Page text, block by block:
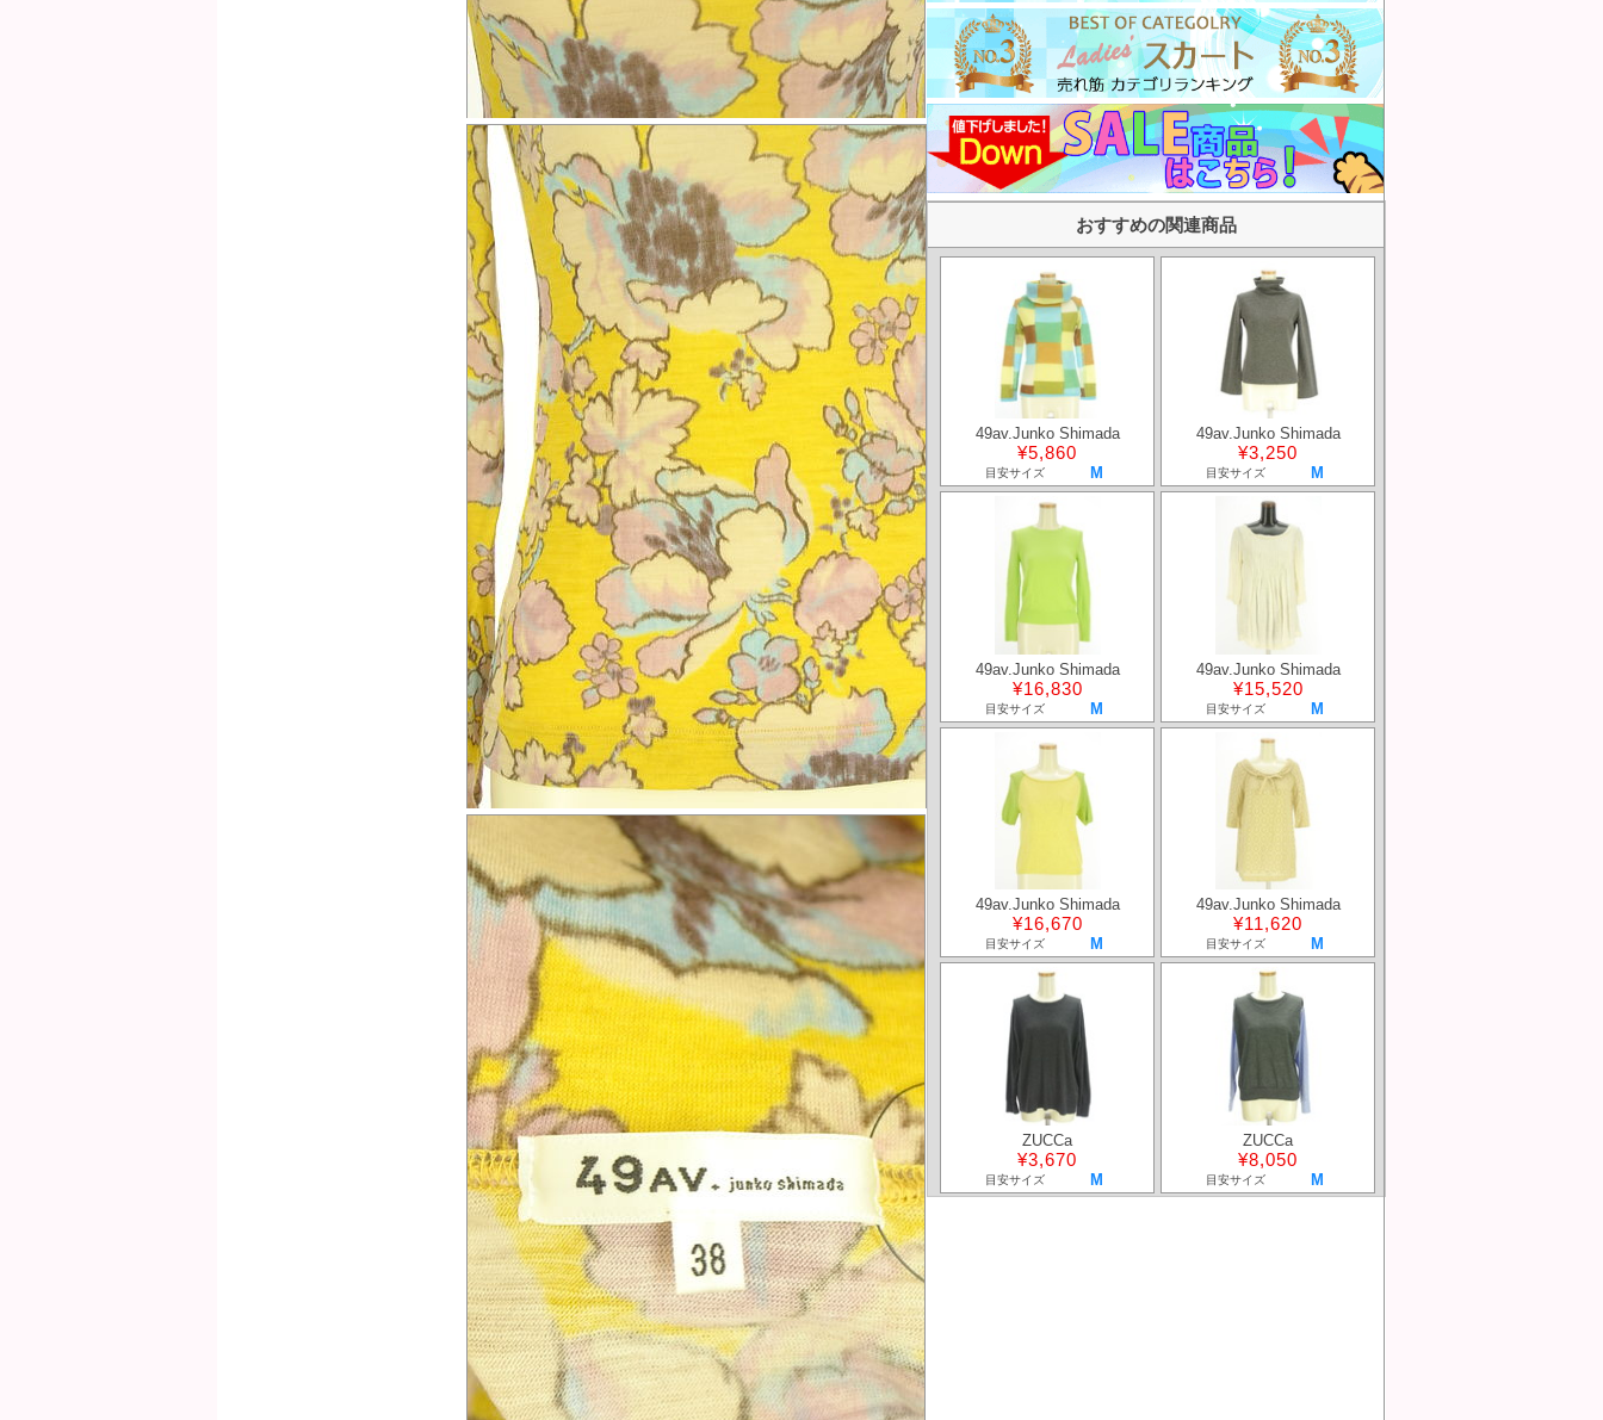
おすすめの関連商品
49av.Junko Shimada
¥5,860
目安サイズ M
49av.Junko Shimada
¥3,250
目安サイズ M
49av.Junko Shimada
¥16,830
目安サイズ M
49av.Junko Shimada
¥15,520
目安サイズ M
49av.Junko Shimada
¥16,670
目安サイズ M
49av.Junko Shimada
¥11,620
目安サイズ M
ZUCCa
¥3,670
目安サイズ M
ZUCCa
¥8,050
目安サイズ M